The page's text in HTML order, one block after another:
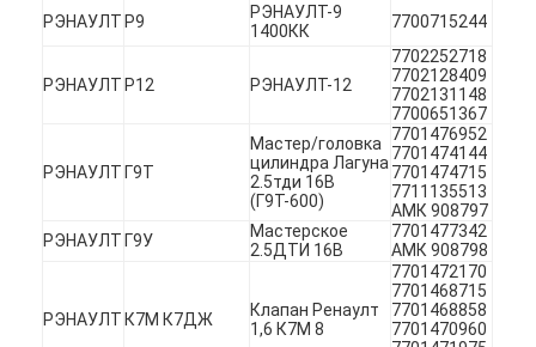
Видеозаписи
РЭНАУЛТ Р9
РЭНАУЛТ-9
1400КК
7700715244
РЭНАУЛТ Р12 РЭНАУЛТ-12
7702252718
7702128409
7702131148
7700651367
РЭНАУЛТ Г9Т
Мастер/головка
цилиндра Лагуна
2.5тди 16В
(Г9Т-600)
7701476952
7701474144
7701474715
7711135513
АМК 908797
РЭНАУЛТ Г9У
Мастерское
2.5ДТИ 16В
7701477342
АМК 908798
РЭНАУЛТ К7М К7ДЖ
Клапан Ренаулт
1,6 К7М 8
7701472170
7701468715
7701468858
7701470960